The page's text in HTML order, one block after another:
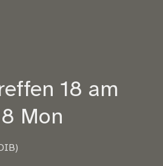
18 am
Mon